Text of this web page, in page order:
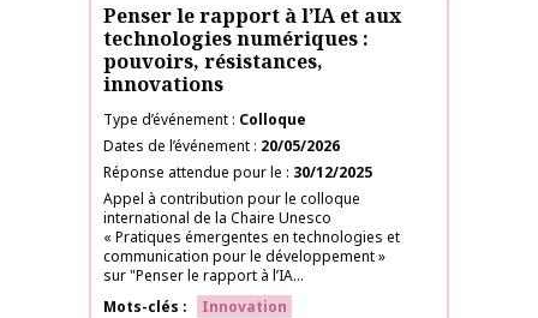
Penser le rapport à l’IA et aux
technologies numériques :
pouvoirs, résistances,
innovations
Type d’événement Colloque
Dates de l’événement 20/05/2026
Réponse attendue pour le
30/12/2025
Appel à contribution pour le colloque
international de la Chaire Unesco
« Pratiques émergentes en technologies et
communication pour le développement »
sur "Penser le rapport à l’IA...
Mots-clés
Innovation